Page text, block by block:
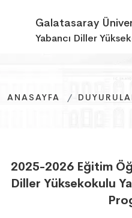
Galatasaray
Yabancı Diller
ANASAYFA
ANASAYFA
ANASAYFA
2025-2026 Eğitim
Diller Yüksekokulu